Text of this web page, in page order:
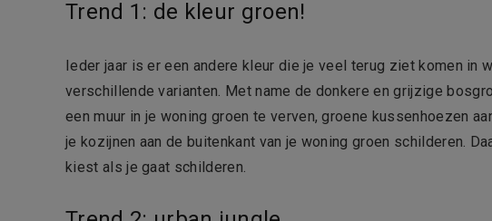
Trend 1: de kleur groen!
Ieder jaar is er een andere kleur die je veel terug ziet komen in
verschillende varianten. Met name de donkere en grijzige
een muur in je woning groen te verven, groene kussenhoezen
je kozijnen aan de buitenkant van je woning groen schilderen.
kiest als je gaat schilderen.